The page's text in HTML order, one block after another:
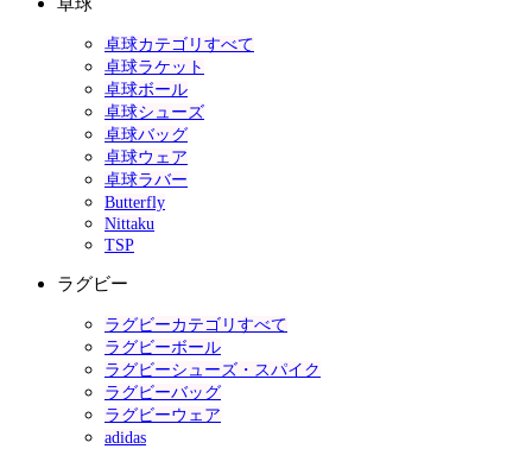
卓球カテゴリすべて
卓球ラケット
卓球ボール
卓球シューズ
卓球バッグ
卓球ウェア
卓球ラバー
Butterfly
Nittaku
TSP
ラグビー
ラグビーカテゴリすべて
ラグビーボール
ラグビーシューズ・スパイク
ラグビーバッグ
ラグビーウェア
adidas